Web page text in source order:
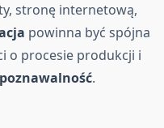
stronę internetową,
powinna być spójna
o procesie produkcji i
.